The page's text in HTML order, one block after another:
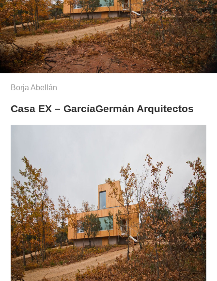
Borja Abellán
Casa EX – GarcíaGermán Arquitectos